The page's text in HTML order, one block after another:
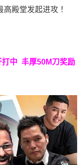
殿堂发起进攻！
打中 丰厚50M刀奖励